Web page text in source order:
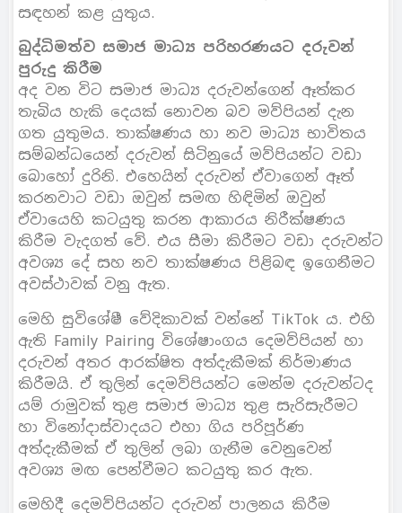
සඳහන් කළ යුතුය.
බුද්ධිමත්ව සමාජ මාධ්‍ය පරිහරණයට දරුවන්
පුරුදු කිරීම
අද වන විට සමාජ මාධ්‍ය දරුවන්ගෙන් ඈත්කර
තැබිය හැකි දෙයක් නොවන බව මව්පියන් දැන
ගත යුතුමය. තාක්ෂණය හා නව මාධ්‍ය භාවිතය
සම්බන්ධයෙන් දරුවන් සිටිනුයේ මව්පියන්ට වඩා
බොහෝ දුරිනි. එහෙයින් දරුවන් ඒවාගෙන් ඈත්
කරනවාට වඩා ඔවුන් සමඟ හිඳිමින් ඔවුන්
ඒවායෙහි කටයුතු කරන ආකාරය නිරීක්ෂණය
කිරීම වැදගත් වේ. එය සීමා කිරීමට වඩා දරුවන්ට
අවශ්‍ය දේ සහ නව තාක්ෂණය පිළිබඳ ඉගෙනීමට
අවස්ථාවක් වනු ඇත.
මෙහි සුවිශේෂී වේදිකාවක් වන්නේ TikTok ය. එහි
ඇති Family Pairing විශේෂාංගය දෙමව්පියන් හා
දරුවන් අතර ආරක්ෂිත අත්දැකීමක් නිර්මාණය
කිරීමයි. ඒ තුලින් දෙමව්පියන්ට මෙන්ම දරුවන්ටද
යම් රාමුවක් තුළ සමාජ මාධ්‍ය තුළ සැරිසැරීමට
හා විනෝදාස්වාදයට එහා ගිය පරිපූර්ණ
අත්දැකීමක් ඒ තුලින් ලබා ගැනීම වෙනුවෙන්
අවශ්‍ය මඟ පෙන්වීමට කටයුතු කර ඇත.
මෙහිදී දෙමව්පියන්ට දරුවන් පාලනය කිරීම